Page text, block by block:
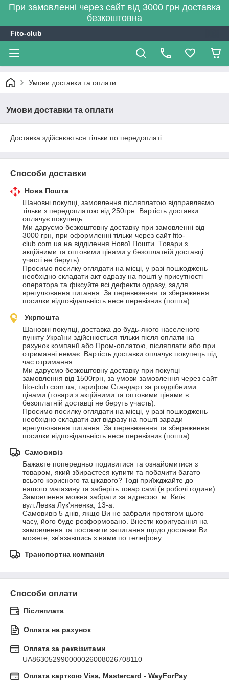
При замовленні через сайт від 3000 грн доставка
безкоштовна
Fito-club
Умови доставки та оплати
Умови доставки та оплати
Доставка здійснюється тільки по передоплаті.
Способи доставки
Нова Пошта
Шановні покупці, замовлення післяплатою відправляємо
тільки з передоплатою від 250грн. Вартість доставки
оплачує покупець.
Ми даруємо безкоштовну доставку при замовленні від
3000 грн, при оформленні тільки через сайт fito-
club.com.ua на відділення Нової Пошти. Товари з
акційними та оптовими цінами у безоплатній доставці
участі не беруть).
Просимо посилку оглядати на місці, у разі пошкоджень
необхідно складати акт одразу на пошті у присутності
оператора та фіксуйте всі дефекти одразу, задля
врегулювання питання. За перевезення та збереження
посилки відповідальність несе перевізник (пошта).
Укрпошта
Шановні покупці, доставка до будь-якого населеного
пункту України здійснюється тільки після оплати на
рахунок компанії або Пром-оплатою, післяплати або при
отриманні немає. Вартість доставки оплачує покупець під
час отримання.
Ми даруємо безкоштовну доставку при покупці
замовлення від 1500грн, за умови замовлення через сайт
fito-club.com.ua, тарифом Стандарт за роздрібними
цінами (товари з акційними та оптовими цінами в
безоплатній доставці не беруть участь).
Просимо посилку оглядати на місці, у разі пошкоджень
необхідно складати акт відразу на пошті заради
врегулювання питання. За перевезення та збереження
посилки відповідальність несе перевізник (пошта).
Самовивіз
Бажаєте попередньо подивитися та ознайомитися з
товаром, який збираєтеся купити та побачити багато
всього корисного та цікавого? Тоді приїжджайте до
нашого магазину та заберіть товар самі (в робочі години).
Замовлення можна забрати за адресою: м. Київ
вул.Левка Лук'яненка, 13-а.
Самовивіз 5 днів, якщо Ви не забрали протягом цього
часу, його буде розформовано. Внести коригування на
замовлення та поставити запитання щодо доставки Ви
можете, зв'язавшись з нами по телефону.
Транспортна компанія
Способи оплати
Післяплата
Оплата на рахунок
Оплата за реквізитами
UA863052990000026008026708110
Оплата карткою Visa, Mastercard - WayForPay